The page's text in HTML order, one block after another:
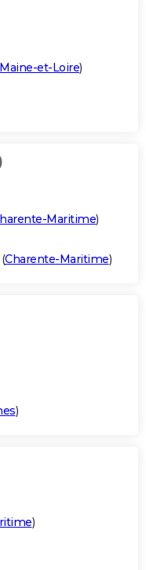
Maine-et-Loire)
Maritime)
(Charente-Maritime)
)
)